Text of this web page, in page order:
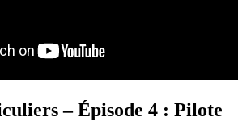
– Épisode 4 : Pilote